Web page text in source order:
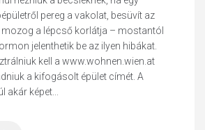
pereg a vakolat, besüvít az
a lépcső korlátja – mostantól
jelenthetik be az ilyen hibákat.
kell a www.wohnen.wien.at
a kifogásolt épület címét. A
képet...